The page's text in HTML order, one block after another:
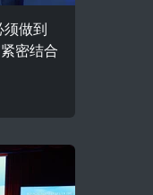
须做到
密结合